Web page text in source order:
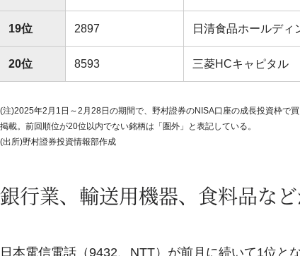
19位 2897 日清食品ホールディ
20位 8593 三菱HCキャピタル
(注)2025年2月1日～2月28日の期間で、野村證券のNISA口座の成長投資枠で
掲載。前回順位が20位以内でない銘柄は「圏外」と表記している。
(出所)野村證券投資情報部作成
銀行業、輸送用機器、食料品な
日本電信電話（9432、NTT）が前月に続いて1位と